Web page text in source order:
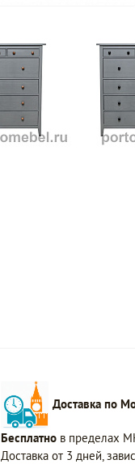
Доставка по
Бесплатно в пределах
Доставка от 3 дней,